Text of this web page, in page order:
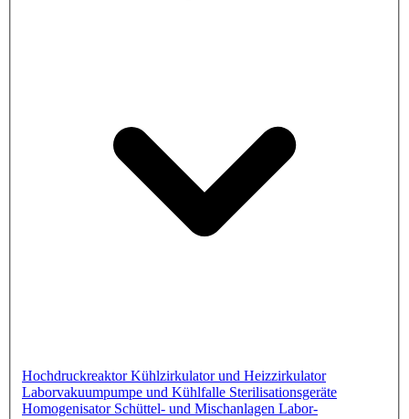
HochdruckreaktorKühlzirkulator und Heizzirkulator
Laborvakuumpumpe und Kühlfalle Sterilisationsgeräte
Homogenisator Schüttel- und Mischanlagen Labor-